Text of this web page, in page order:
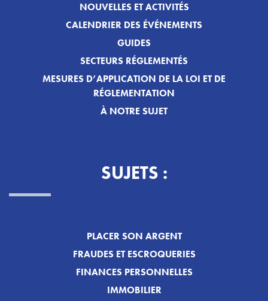
NOUVELLES ET ACTIVITÉS
CALENDRIER DES ÉVÉNEMENTS
GUIDES
SECTEURS RÉGLEMENTÉS
MESURES D’APPLICATION DE LA LOI ET DE
RÉGLEMENTATION
À NOTRE SUJET
SUJETS :
PLACER SON ARGENT
FRAUDES ET ESCROQUERIES
FINANCES PERSONNELLES
IMMOBILIER